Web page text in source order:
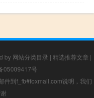
by 网站分类目录 | 精选推荐文章 |
05009417号
件到f_fb#foxmail.com说明，我们